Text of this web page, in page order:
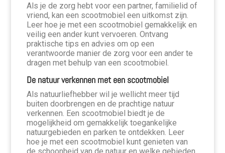
Als je de zorg hebt voor een partner, familielid of
vriend, kan een scootmobiel een uitkomst zijn.
Leer hoe je met een scootmobiel gemakkelijk en
veilig een ander kunt vervoeren. Ontvang
praktische tips en advies om op een
verantwoorde manier de zorg voor een ander te
dragen met behulp van een scootmobiel.
De natuur verkennen met een scootmobiel
Als natuurliefhebber wil je wellicht meer tijd
buiten doorbrengen en de prachtige natuur
verkennen. Een scootmobiel biedt je de
mogelijkheid om gemakkelijk toegankelijke
natuurgebieden en parken te ontdekken. Leer
hoe je met een scootmobiel kunt genieten van